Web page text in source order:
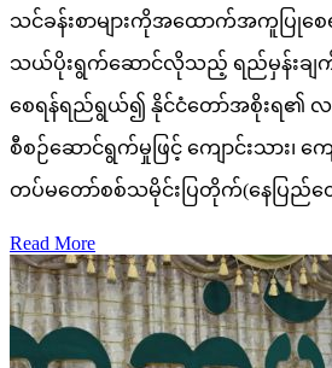
သင်ခန်းစာများကိုအထောက်အကူပြုစေ
သယ်ပိုးရွက်ဆောင်လိုသည့် ရည်မှန်းချက်
စေရန်ရည်ရွယ်၍ နိုင်ငံတော်အစိုးရ၏
စီစဉ်ဆောင်ရွက်မှုဖြင့် ကျောင်းသား၊ ကျ
တပ်မတော်စစ်သမိုင်းပြတိုက်(နေပြည်
Read More